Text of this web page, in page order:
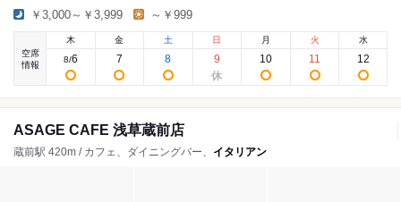
￥3,000～￥3,999 ～￥999
空席
情報
木
8/6
金
7
土
8
日
9
月
10
火
11
水
12
ASAGE CAFE 浅草蔵前店
蔵前駅 420m / カフェ、ダイニングバー、 イタリアン